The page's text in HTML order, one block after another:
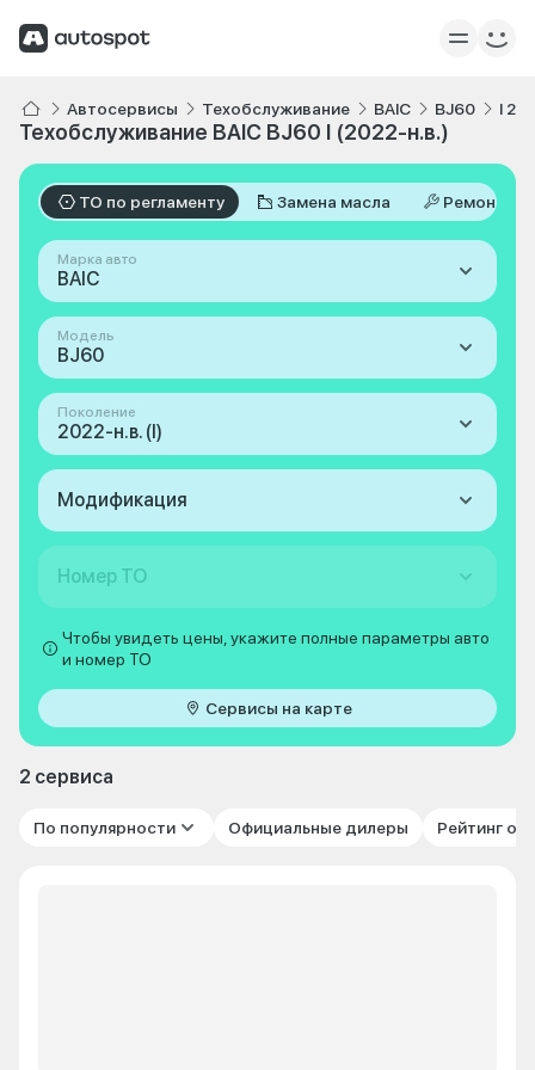
Автосервисы Техобслуживание BAIC BJ60 I
Техобслуживание BAIC BJ60 I (2022-н.в.)
ТО по регламенту Замена масла Ремонт
Марка авто
BAIC
Модель
BJ60
Поколение
2022-н.в. (I)
Модификация
Номер ТО
Чтобы увидеть цены, укажите полные параметры авто
и номер ТО
Сервисы на карте
2 сервиса
По популярности Официальные дилеры Рейтинг